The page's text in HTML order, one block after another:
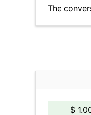
The
$